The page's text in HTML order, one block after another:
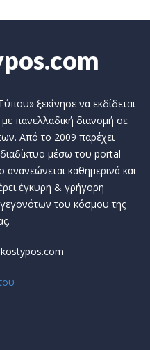
ξεκίνησε να εκδίδεται
με πανελλαδική διανομή σε
Από το 2009 παρέχει
μέσω του portal
καθημερινά και
έγκυρη & γρήγορη
του κόσμου της